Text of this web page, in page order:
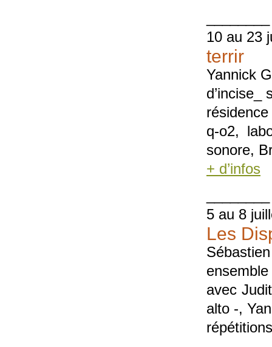
10 au 23
terrir
Yannick
d’incise_
résidence
q-o2,
sonore,
+ d’infos
5 au 8
Les
avec
alto -,